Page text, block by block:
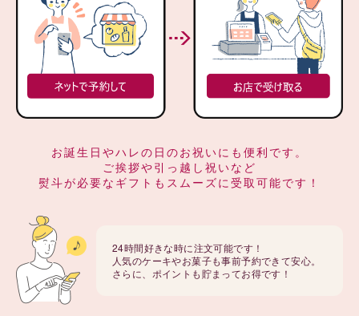
お誕生日やハレの日のお祝いにも便利です。
ご挨拶や引っ越し祝いなど
熨斗が必要なギフトもスムーズに受取可能です！
24時間好きな時に注文可能です！
人気のケーキやお菓子も事前予約できて安心。
さらに、ポイントも貯まってお得です！